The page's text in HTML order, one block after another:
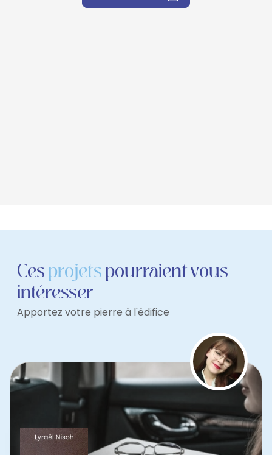
Cesprojetspourraient vous
intéresser
Apportez votre pierre à l'édifice